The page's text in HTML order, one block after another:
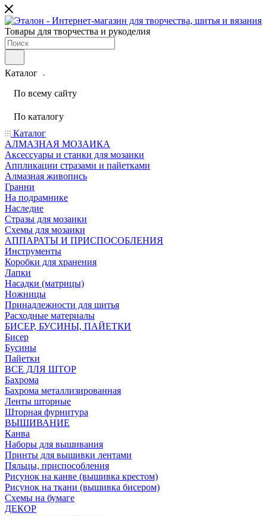
Товары для творчества и рукоделия
Каталог
По всему сайту
По каталогу
Каталог
АЛМАЗНАЯ МОЗАИКА
Аксессуары и станки для мозаики
Аппликации стразами и пайетками
Алмазная живопись
Гранни
На подрамнике
Наследие
Стразы для мозаики
Схемы для мозаики
АППАРАТЫ И ПРИСПОСОБЛЕНИЯ
Инструменты
Коробки для хранения
Лапки
Насадки (матрицы)
Ножницы
Принадлежности для шитья
Расходные материалы
БИСЕР, БУСИНЫ, ПАЙЕТКИ
Бисер
Бусины
Пайетки
ВСЕ ДЛЯ ШТОР
Бахрома
Бахрома металлизированная
Ленты шторные
Шторная фурнитура
ВЫШИВАНИЕ
Канва
Наборы для вышивания
Принты для вышивки лентами
Пяльцы, приспособления
Рисунок на канве (вышивка крестом)
Рисунок на ткани (вышивка бисером)
Схемы на бумаге
ДЕКОР